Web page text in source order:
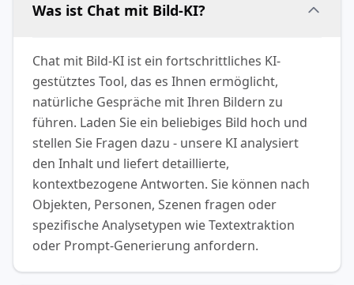
Was ist Chat mit Bild-KI?
Chat mit Bild-KI ist ein fortschrittliches KI-
gestütztes Tool, das es Ihnen ermöglicht,
natürliche Gespräche mit Ihren Bildern zu
führen. Laden Sie ein beliebiges Bild hoch und
stellen Sie Fragen dazu - unsere KI analysiert
den Inhalt und liefert detaillierte,
kontextbezogene Antworten. Sie können nach
Objekten, Personen, Szenen fragen oder
spezifische Analysetypen wie Textextraktion
oder Prompt-Generierung anfordern.